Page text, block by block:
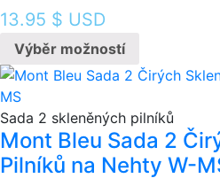
13.95 $ USD
Výběr možností
Sada 2 skleněných pilníků
Mont Bleu Sada 2
Pilníků na Nehty W-